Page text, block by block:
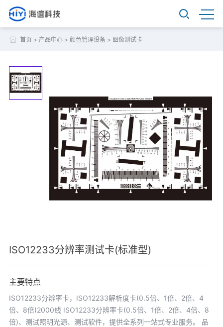
首页 > 产品中心> 颜色管理设备> 图像测试卡
ISO12233分辨率测试卡(标准型)
主要特点
ISO12233分辨率卡，ISO12233解析度卡(0.5倍、1倍、2倍、4
倍、8倍)2000线 ISO12233分辨率卡(0.5倍、1倍、2倍、4倍、8
倍)、测试照明光源、测试软件，提供全系列一站式专业服务。 品